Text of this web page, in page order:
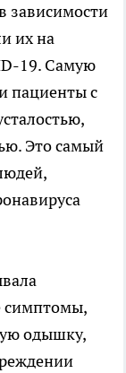
зависимости
их на
19. Самую
пациенты с
Это самый
симптомы,
одышку,